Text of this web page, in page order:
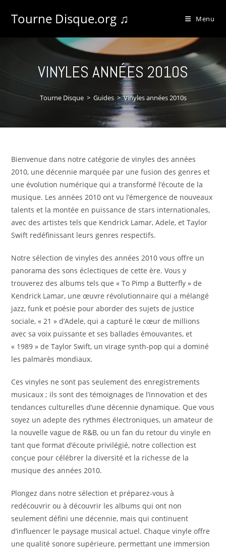
Tourne Disque.org ♫ Menu
VINYLES ANNÉES 2010S
Tourne Disque > Guides > Vinyles années 2010s
Bienvenue dans notre catégorie de vinyles des années
2010, une décennie marquée par une fusion des genres et
une évolution numérique qui a transformé l’écoute de la
musique. Les années 2010 ont vu l’émergence de nouveaux
talents et la montée en puissance de stars internationales,
avec des artistes tels que Kendrick Lamar, Adele, et Taylor
Swift redéfinissant leurs genres respectifs.
Notre sélection de vinyles des années 2010 vous offre un
panorama des sons éclectiques de cette ère. Vous y
trouverez des albums tels que « To Pimp a Butterfly » de
Kendrick Lamar, une œuvre révolutionnaire qui a mélangé
jazz, funk et poésie pour aborder des sujets de justice
sociale, « 21 » d’Adele, qui a capturé le cœur de millions
avec sa voix puissante et ses ballades émouvantes, et
« 1989 » de Taylor Swift, un virage synth-pop qui a dominé
les palmarès mondiaux.
Ces vinyles ne sont pas seulement des enregistrements
musicaux ; ils sont des témoignages de l’innovation et des
tendances culturelles d’une décennie dynamique. Que vous
soyez un adepte des rythmes électroniques, un amateur de
la nouvelle vague de R&B, ou un fan du retour du vinyle en
tant que format d’écoute privilégié, notre collection est
conçue pour célébrer la diversité et la richesse de la
musique des années 2010.
Plongez dans notre sélection et préparez-vous à
redécouvrir ou à découvrir les albums qui ont non
seulement défini une décennie, mais qui continuent
d’influencer le paysage musical actuel. Chaque vinyle offre
une qualité sonore supérieure, permettant une immersion